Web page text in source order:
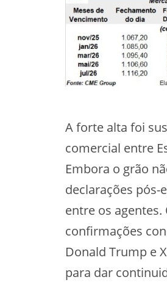
A forte alta foi
comercial entre
Embora o grão
declarações
entre os
confirmações
Donald Trump e
para dar